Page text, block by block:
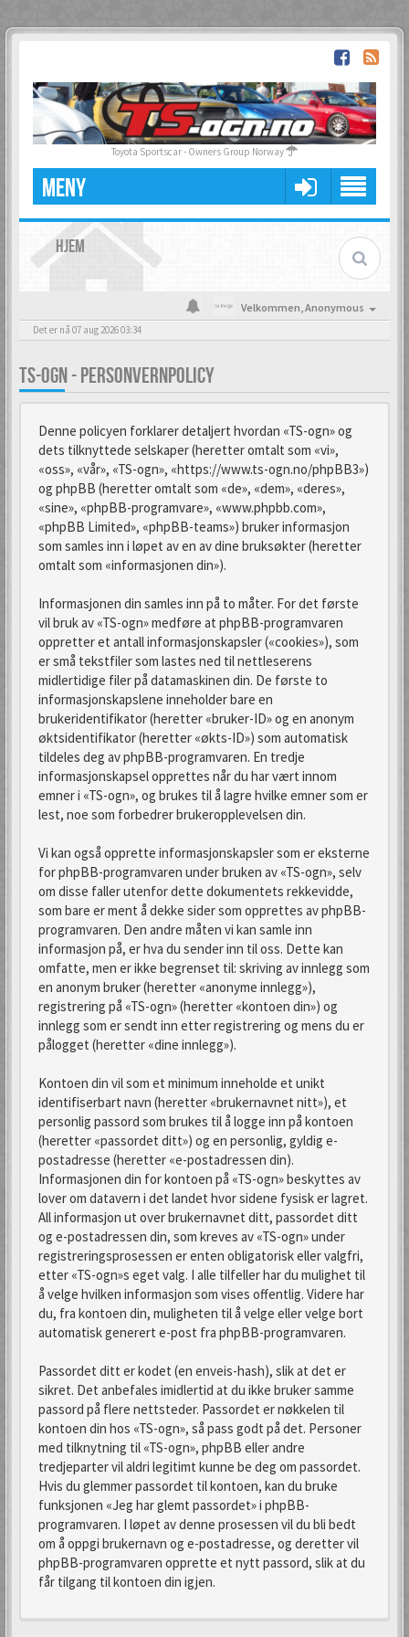
Toyota Sportscar - Owners Group Norway
MENY
HJEM
Velkommen,Anonymous
Det er nå 07 aug 2026 03:34
TS-OGN - PERSONVERNPOLICY
Denne policyen forklarer detaljert hvordan «TS-ogn» og
dets tilknyttede selskaper (heretter omtalt som «vi»,
«oss», «vår», «TS-ogn», «https://www.ts-ogn.no/phpBB3»)
og phpBB (heretter omtalt som «de», «dem», «deres»,
«sine», «phpBB-programvare», «www.phpbb.com»,
«phpBB Limited», «phpBB-teams») bruker informasjon
som samles inn i løpet av en av dine bruksøkter (heretter
omtalt som «informasjonen din»).
Informasjonen din samles inn på to måter. For det første
vil bruk av «TS-ogn» medføre at phpBB-programvaren
oppretter et antall informasjonskapsler («cookies»), som
er små tekstfiler som lastes ned til nettleserens
midlertidige filer på datamaskinen din. De første to
informasjonskapslene inneholder bare en
brukeridentifikator (heretter «bruker-ID» og en anonym
øktsidentifikator (heretter «økts-ID») som automatisk
tildeles deg av phpBB-programvaren. En tredje
informasjonskapsel opprettes når du har vært innom
emner i «TS-ogn», og brukes til å lagre hvilke emner som er
lest, noe som forbedrer brukeropplevelsen din.
Vi kan også opprette informasjonskapsler som er eksterne
for phpBB-programvaren under bruken av «TS-ogn», selv
om disse faller utenfor dette dokumentets rekkevidde,
som bare er ment å dekke sider som opprettes av phpBB-
programvaren. Den andre måten vi kan samle inn
informasjon på, er hva du sender inn til oss. Dette kan
omfatte, men er ikke begrenset til: skriving av innlegg som
en anonym bruker (heretter «anonyme innlegg»),
registrering på «TS-ogn» (heretter «kontoen din») og
innlegg som er sendt inn etter registrering og mens du er
pålogget (heretter «dine innlegg»).
Kontoen din vil som et minimum inneholde et unikt
identifiserbart navn (heretter «brukernavnet nitt»), et
personlig passord som brukes til å logge inn på kontoen
(heretter «passordet ditt») og en personlig, gyldig e-
postadresse (heretter «e-postadressen din).
Informasjonen din for kontoen på «TS-ogn» beskyttes av
lover om datavern i det landet hvor sidene fysisk er lagret.
All informasjon ut over brukernavnet ditt, passordet ditt
og e-postadressen din, som kreves av «TS-ogn» under
registreringsprosessen er enten obligatorisk eller valgfri,
etter «TS-ogn»s eget valg. I alle tilfeller har du mulighet til
å velge hvilken informasjon som vises offentlig. Videre har
du, fra kontoen din, muligheten til å velge eller velge bort
automatisk generert e-post fra phpBB-programvaren.
Passordet ditt er kodet (en enveis-hash), slik at det er
sikret. Det anbefales imidlertid at du ikke bruker samme
passord på flere nettsteder. Passordet er nøkkelen til
kontoen din hos «TS-ogn», så pass godt på det. Personer
med tilknytning til «TS-ogn», phpBB eller andre
tredjeparter vil aldri legitimt kunne be deg om passordet.
Hvis du glemmer passordet til kontoen, kan du bruke
funksjonen «Jeg har glemt passordet» i phpBB-
programvaren. I løpet av denne prosessen vil du bli bedt
om å oppgi brukernavn og e-postadresse, og deretter vil
phpBB-programvaren opprette et nytt passord, slik at du
får tilgang til kontoen din igjen.